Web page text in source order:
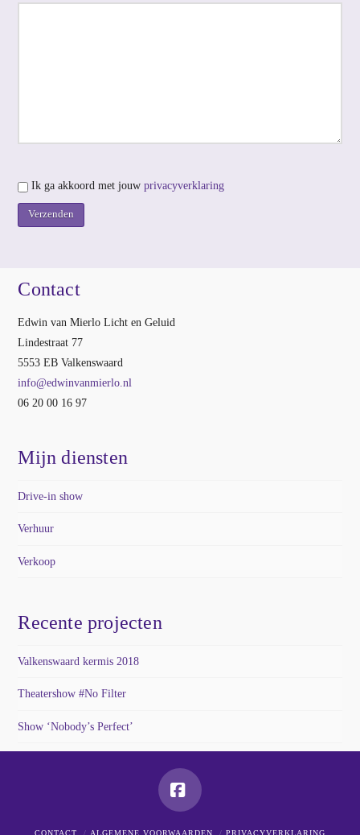
Ik ga akkoord met jouwprivacyverklaring
Contact
Edwin van Mierlo Licht en Geluid
Lindestraat 77
5553 EB Valkenswaard
info@edwinvanmierlo.nl
06 20 00 16 97
Mijn diensten
Drive-in show
Verhuur
Verkoop
Recente projecten
Valkenswaard kermis 2018
Theatershow #No Filter
Show ‘Nobody’s Perfect’
CONTACT ALGEMENE VOORWAARDEN PRIVACYVERKLARING